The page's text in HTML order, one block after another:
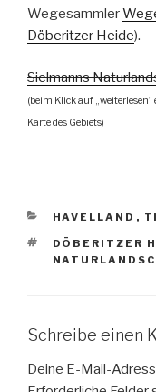
Wegesammler
Döberitzer Heide).
Sielmanns
(beim Klick auf
Karte des Gebiets)
KATEGORIEN
HAVELLAND ,
DÖBERITZER
Schreibe einen
Deine E-Mail-